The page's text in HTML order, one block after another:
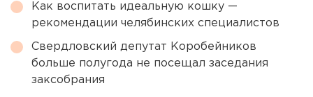
Как воспитать идеальную кошку —
рекомендации челябинских специалистов
Свердловский депутат Коробейников
больше полугода не посещал заседания
заксобрания